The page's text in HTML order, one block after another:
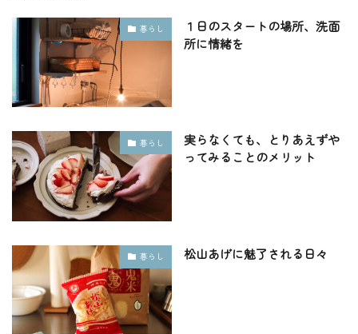
暮らし
１日のスタートの場所、洗面
所に情緒を
暮らし
実らなくても、とりあえずや
ってみることのメリット
暮らし 松山あげに魅了される日々